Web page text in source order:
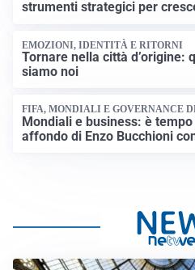
strumenti strategici per
EMOZIONI, IDENTITÀ E RITORNI
Tornare nella città d’origine:
siamo noi
FIFA, MONDIALI E GOVERNANCE
Mondiali e business: è
affondo di Enzo Bucchioni